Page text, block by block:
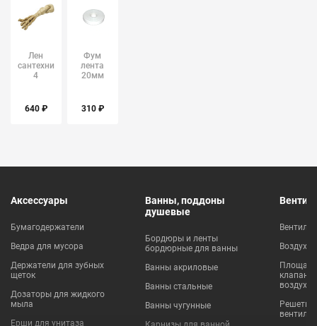
Лен
сантехнический
4
640 ₽
Фум
лента
20мм
310 ₽
Аксессуары
Бумагодержатели
Ведра для мусора
Держатели для зубных
щеток
Дозаторы для жидкого
мыла
Ерши для унитаза
Ванны, поддоны
душевые
Бордюры и ленты
бордюрные для ванны
Ванны акриловые
Ванны стальные
Ванны чугунные
клапаны
Решетки